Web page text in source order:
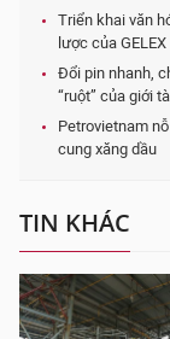
Triển khai văn
lược của GELEX
Đổi pin nhanh,
“ruột” của giới
Petrovietnam
cung xăng dầu
TIN KHÁC